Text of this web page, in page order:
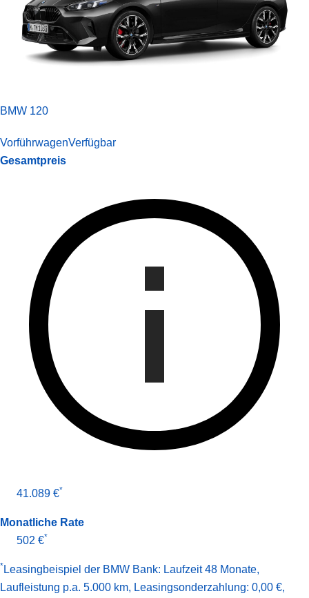
BMW 120
VorführwagenVerfügbar
Gesamtpreis
41.089 €*
Monatliche Rate
502 €*
* Leasingbeispiel der BMW Bank: Laufzeit 48 Monate,
Laufleistung p.a. 5.000 km, Leasingsonderzahlung: 0,00 €,